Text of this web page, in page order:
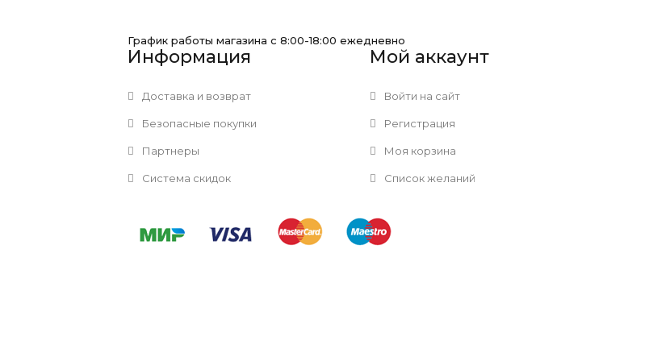
График работы магазина с 8:00-18:00 ежедневно
Информация
Доставка и возврат
Безопасные покупки
Партнеры
Система скидок
Мой аккаунт
Войти на сайт
Регистрация
Моя корзина
Список желаний